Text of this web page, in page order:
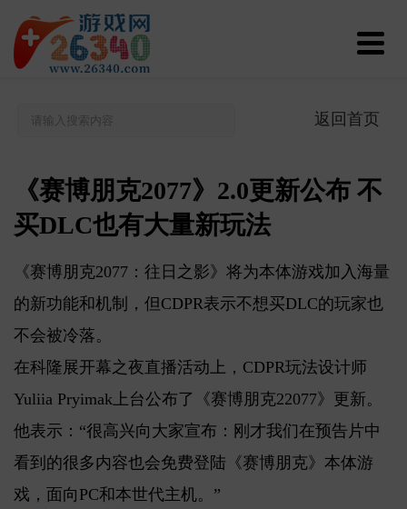
返回首页
《赛博朋克2077》2.0更新公布 不
买DLC也有大量新玩法
《赛博朋克2077：往日之影》将为本体游戏加入海量
的新功能和机制，但CDPR表示不想买DLC的玩家也
不会被冷落。
在科隆展开幕之夜直播活动上，CDPR玩法设计师
Yuliia Pryimak上台公布了《赛博朋克22077》更新。
他表示：“很高兴向大家宣布：刚才我们在预告片中
看到的很多内容也会免费登陆《赛博朋克》本体游
戏，面向PC和本世代主机。”